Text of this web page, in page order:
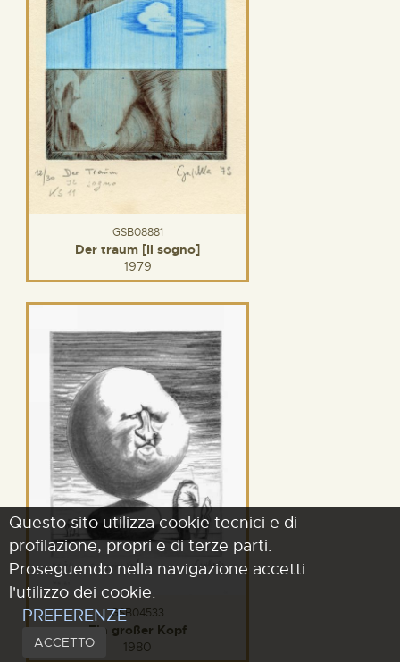
GSB08881
Der traum [Il sogno]
1979
GSB04533
Ein großer Kopf
1980
Questo sito utilizza cookie tecnici e di
profilazione, propri e di terze parti.
Proseguendo nella navigazione accetti
l'utilizzo dei cookie.
PREFERENZE
ACCETTO